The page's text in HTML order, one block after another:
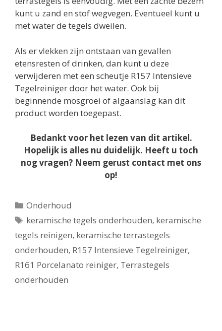
kunt u zand en stof wegvegen. Eventueel kunt u
met water de tegels dweilen.
Als er vlekken zijn ontstaan van gevallen
etensresten of drinken, dan kunt u deze
verwijderen met een scheutje R157 Intensieve
Tegelreiniger door het water. Ook bij
beginnende mosgroei of algaanslag kan dit
product worden toegepast.
Bedankt voor het lezen van dit artikel.
Hopelijk is alles nu duidelijk. Heeft u toch
nog vragen? Neem gerust contact met ons
op!
Categorieën
Onderhoud
Tags
keramische tegels onderhouden, keramische
tegels reinigen, keramische terrastegels
onderhouden, R157 Intensieve Tegelreiniger,
R161 Porcelanato reiniger, Terrastegels
onderhouden